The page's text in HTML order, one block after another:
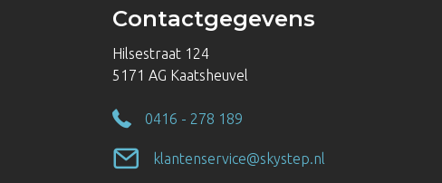
Contactgegevens
Hilsestraat 124
5171 AG Kaatsheuvel
0416 - 278 189
klantenservice@skystep.nl